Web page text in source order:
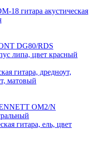
гитара, дредноут,
матовый
гитара, ель, цвет